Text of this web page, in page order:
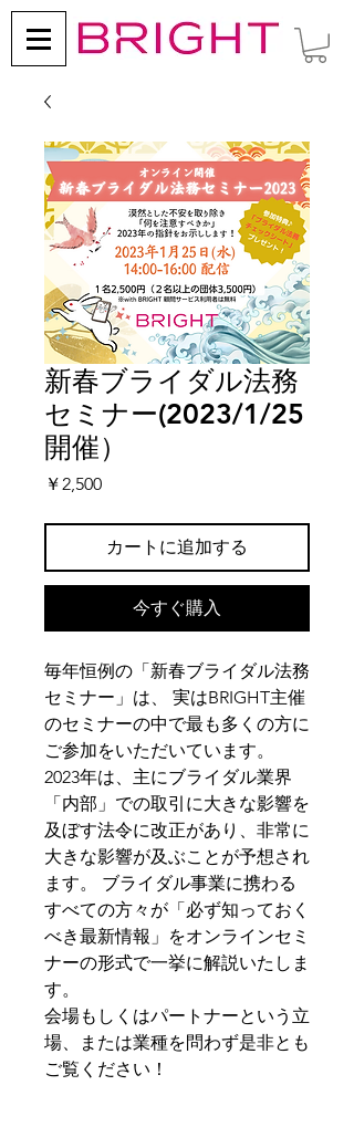
新春ブライダル法務
セミナー(2023/1/25
開催）
￥2,500価
カートに追加する
今すぐ購入
毎年恒例の「新春ブライダル法務
セミナー」は、 実はBRIGHT主催
のセミナーの中で最も多くの方に
ご参加をいただいています。
2023年は、主にブライダル業界
「内部」での取引に大きな影響を
及ぼす法令に改正があり、非常に
大きな影響が及ぶことが予想され
ます。 ブライダル事業に携わる
すべての方々が「必ず知っておく
べき最新情報」をオンラインセミ
ナーの形式で一挙に解説いたしま
す。
会場もしくはパートナーという立
場、または業種を問わず是非とも
ご覧ください！